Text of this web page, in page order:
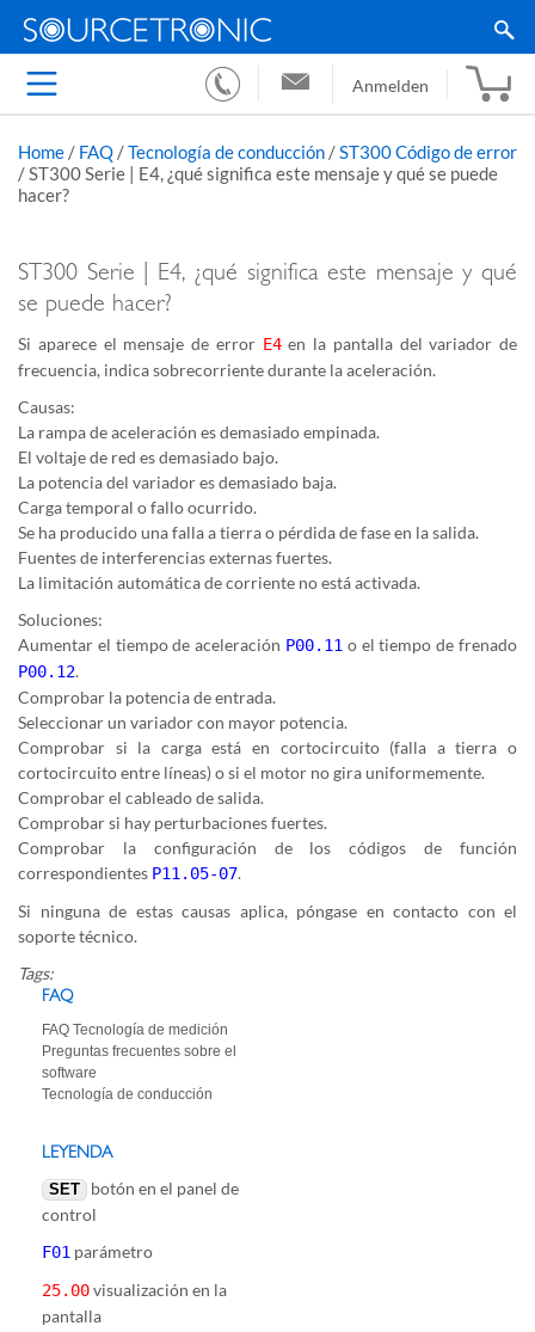
Anmelden
Home / FAQ /Tecnología de conducción / ST300 Código de error
/ ST300 Serie | E4, ¿qué significa este mensaje y qué se puede
hacer?
ST300 Serie | E4, ¿qué significa este mensaje y qué
se puede hacer?
Si aparece el mensaje de error E4en la pantalla del variador de
frecuencia, indica sobrecorriente durante la aceleración.
Causas:
La rampa de aceleración es demasiado empinada.
El voltaje de red es demasiado bajo.
La potencia del variador es demasiado baja.
Carga temporal o fallo ocurrido.
Se ha producido una falla a tierra o pérdida de fase en la salida.
Fuentes de interferencias externas fuertes.
La limitación automática de corriente no está activada.
Soluciones:
Aumentar el tiempo de aceleración P00.11 o el tiempo de frenado
P00.12.
Comprobar la potencia de entrada.
Seleccionar un variador con mayor potencia.
Comprobar si la carga está en cortocircuito (falla a tierra o
cortocircuito entre líneas) o si el motor no gira uniformemente.
Comprobar el cableado de salida.
Comprobar si hay perturbaciones fuertes.
Comprobar la configuración de los códigos de función
correspondientes P11.05-07.
Si ninguna de estas causas aplica, póngase en contacto con el
soporte técnico.
Tags:
FAQ
FAQ Tecnología de medición
Preguntas frecuentes sobre el
software
Tecnología de conducción
LEYENDA
SET
botón en el panel de
control
F01 parámetro
25.00visualización en la
pantalla